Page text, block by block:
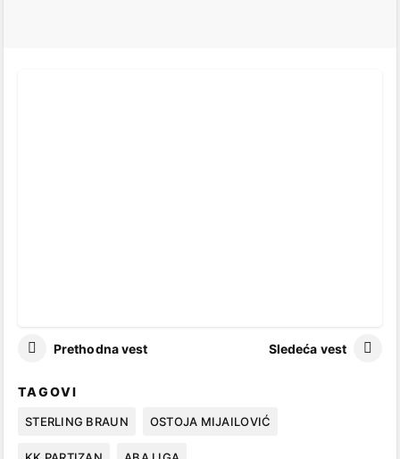
Prethodna vest Sledeća vest
TAGOVI
STERLING BRAUN OSTOJA MIJAILOVIĆ